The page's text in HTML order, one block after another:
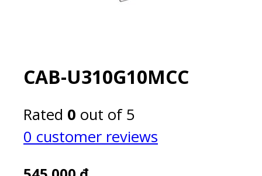
CAB-U310G10MCC
Rated 0 out of 5
0 customer reviews